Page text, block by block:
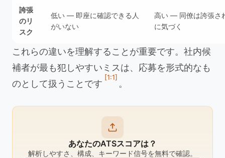
誇張
のリ
スク
低い — 即座に確認できる人
がいない
高い — 同僚は誇張さ
に気づく
これらの違いを理解することが重要です。社内候
補者が最も犯しやすいミスは、応募を形式的なも
のとして扱うことです
[1:1]
。
あなたのATSスコアは？
解析しやすさ、構成、キーワード信号を無料で確認。